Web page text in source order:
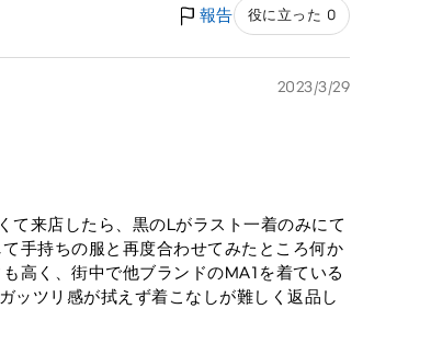
報告 役に立った 0
2023/3/29
て来店したら、黒のLがラスト一着のみにて
手持ちの服と再度合わせてみたところ何か
高く、街中で他ブランドのMA1を着ている
ッツリ感が拭えず着こなしが難しく返品し